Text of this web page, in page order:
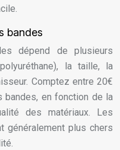
bandes
dépend de plusieurs
la taille, la
Comptez entre 20€
bandes, en fonction de la
des matériaux. Les
généralement plus chers